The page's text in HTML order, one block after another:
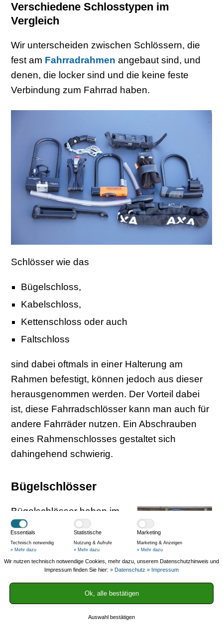
Verschiedene Schlosstypen im
Vergleich
Wir unterscheiden zwischen Schlössern, die
fest am Fahrradrahmen angebaut sind, und
denen, die locker sind und die keine feste
Verbindung zum Fahrrad haben.
Schlösser wie das
Bügelschloss,
Kabelschloss,
Kettenschloss oder auch
Faltschloss
sind dabei oftmals in einer Halterung am
Rahmen befestigt, können jedoch aus dieser
herausgenommen werden. Der Vorteil dabei
ist, diese Fahrradschlösser kann man auch für
andere Fahrräder nutzen. Ein Abschrauben
eines Rahmenschlosses gestaltet sich
dahingehend schwierig.
Bügelschlösser
Bügelschlösser haben im
Regelfall ein U-Profil und
sind sehr starr. Das
der Schließeinheit
verschlossen. Je nach
Innendurchmesser kann das Fahrrad auch an
einer Straßenlaterne angeschlossen werden.
Essentials
Technisch notwendig
» Mehr dazu
Statistische
Nutzung & Aufrufe
» Mehr dazu
Marketing
Marketing & Anzeigen
» Mehr dazu
Wir nutzen technisch notwendige Cookies, mehr dazu, unserem Datenschutzhinweis und
Impressum finden Sie hier: » Datenschutz » Impressum
Auswahl bestätigen
Ok, alle bestätigen